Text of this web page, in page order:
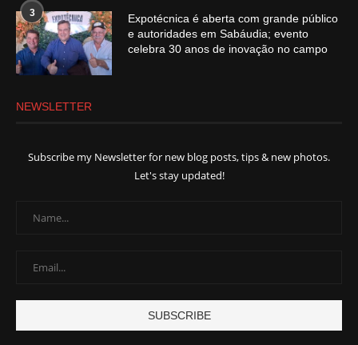
3
Expotécnica é aberta com grande público
e autoridades em Sabáudia; evento
celebra 30 anos de inovação no campo
NEWSLETTER
Subscribe my Newsletter for new blog posts, tips & new photos.
Let's stay updated!